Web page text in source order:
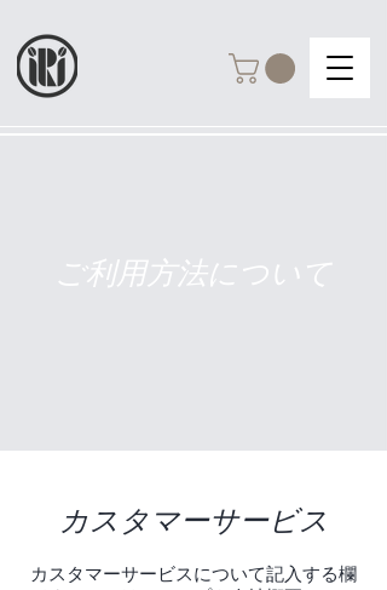
ご利用方法について
カスタマーサービス
カスタマーサービスについて記入する欄